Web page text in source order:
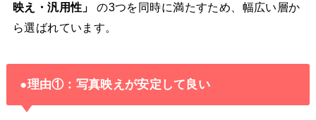
映え・汎用性」
の3つを同時に満たすため、幅広い層か
ら選ばれています。
●理由①：写真映えが安定して良い